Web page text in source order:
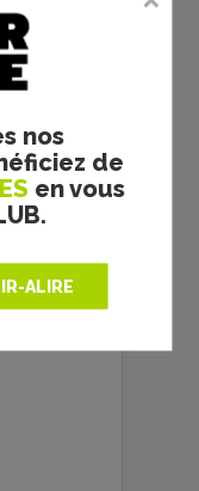
nos
de
en vous
ALIRE
Marie